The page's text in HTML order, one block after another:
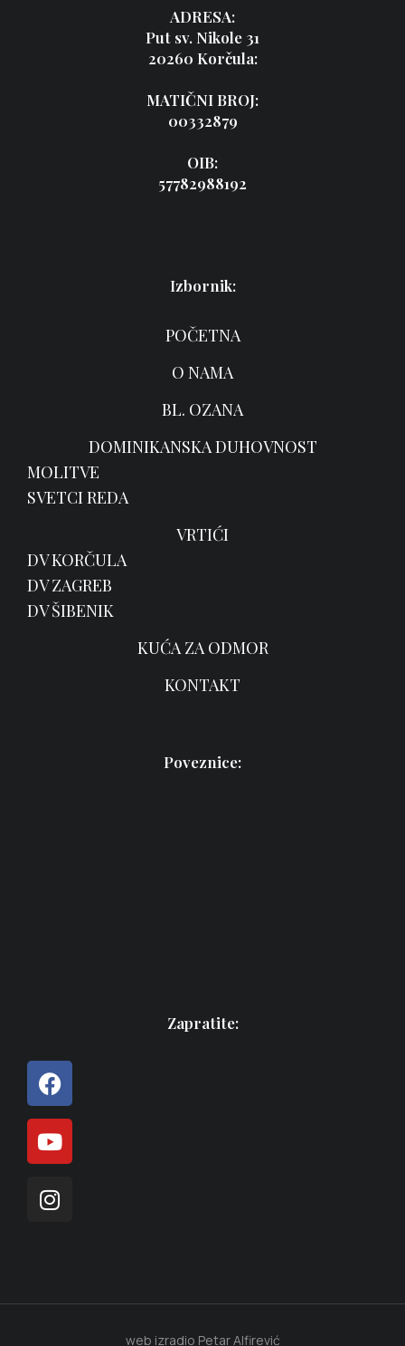
ADRESA:
Put sv. Nikole 31
20260 Korčula:
MATIČNI BROJ:
00332879
OIB:
57782988192
Izbornik:
POČETNA
O NAMA
BL. OZANA
DOMINIKANSKA DUHOVNOST
MOLITVE
SVETCI REDA
VRTIĆI
DV KORČULA
DV ZAGREB
DV ŠIBENIK
KUĆA ZA ODMOR
KONTAKT
Poveznice:
Zapratite:
web izradio Petar Alfirević